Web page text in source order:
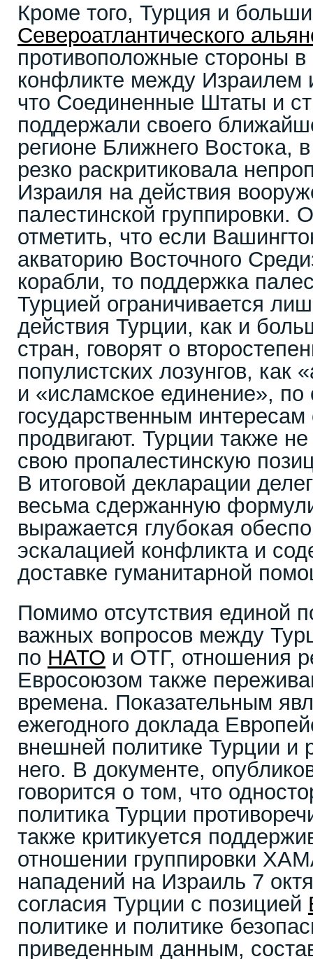
Кроме того, Турция и
Североатлантического
противоположные стороны
конфликте между
что Соединенные Штаты и
поддержали своего
регионе Ближнего Востока,
резко раскритиковала
Израиля на действия
палестинской группировки.
отметить, что если
акваторию Восточного
корабли, то поддержка
Турцией ограничивается
действия Турции, как и
стран, говорят о
популистских лозунгов, как
и «исламское единение»,
государственным
продвигают. Турции также
свою пропалестинскую
В итоговой декларации
весьма сдержанную
выражается глубокая
эскалацией конфликта и
доставке гуманитарной
Помимо отсутствия единой
важных вопросов между
по НАТО и ОТГ, отношения
Евросоюзом также
времена. Показательным
ежегодного доклада
внешней политике Турции и
него. В документе,
говорится о том, что
политика Турции
также критикуется
отношении группировки
нападений на Израиль 7
согласия Турции с позицией
политике и политике
приведенным данным,